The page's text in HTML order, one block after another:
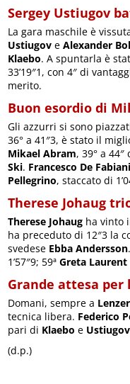
Sergey Ustiugov
La gara maschile è
Ustiugov eAlexander
Klaebo. A spuntarla è
33’19″1, con 4″ di
merito.
Buon esordio di
Gli azzurri si sono
36° a 41″3, è stato il
Mikael Abram, 39° a 44″
Ski. Francesco De Fabiani
Pellegrino, staccato di
Therese Johaug
Therese Johaug ha vinto
ha preceduto di 12″3 la
svedese Ebba Andersson.
1’57″9; 59ªGreta Laurent
Grande attesa
Domani, sempre a
tecnica libera. Federico
pari di Klaebo e Ustiugov
(d.p.)